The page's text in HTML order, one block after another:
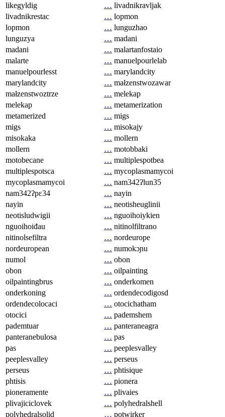
likegyldig
… livadnikravljak
livadnikrestac
… lopmon
lopmon
… lunguzhao
lunguzya
… madani
madani
… malartanfostaio
malarte
… manuelpourlelab
manuelpourlesst
… marylandcity
marylandcity
… małzenstwozawar
małzenstwoztrze
… melekap
melekap
… metamerization
metamerized
… migs
migs
… misokajy
misokaka
… mollern
mollern
… motobbaki
motobecane
… multiplespotbea
multiplespotsca
… mycoplasmamycoi
mycoplasmamycoi
… nam342ʔlun35
nam342ʔpɛ34
… nayin
nayin
… neotisheuglinii
neotisludwigii
… nguoihoiykien
nguoihoiđau
… nitinolfiltrano
nitinolsefiltra
… nordeurope
nordeuropean
… numokɔɲu
numol
… obon
obon
… oilpainting
oilpaintingbrus
… onderkomen
onderkoning
… ordendecodigosd
ordendecolocaci
… otocichatham
otocici
… pademshem
pademtuar
… panteraneagra
panteranebulosa
… pas
pas
… peeplesvalley
peeplesvalley
… perseus
perseus
… phtisique
phtisis
… pionera
pioneramente
… plivaies
plivajiciclovek
… polyhedralshell
polyhedralsolid
… potwirker